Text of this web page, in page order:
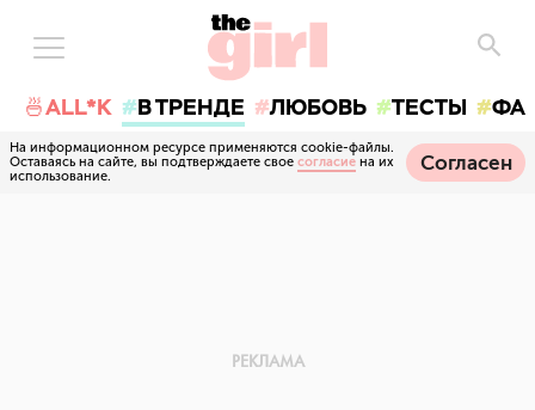
🍜ALL*K В ТРЕНДЕ ЛЮБОВЬ ТЕСТЫ
На информационном ресурсе применяются cookie-файлы.
Оставаясь на сайте, вы подтверждаете свое согласие на их
использование.
Согласен